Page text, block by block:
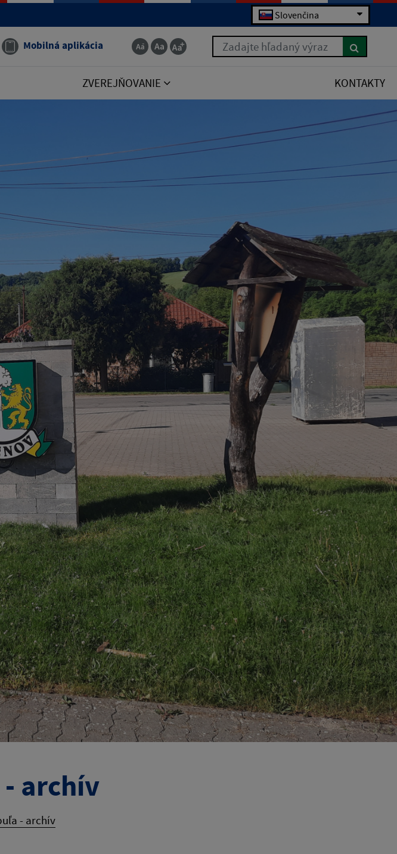
Slovenčina
Mobilná aplikácia Zadajte hľadaný výraz
ZVEREJŇOVANIE KONTAKTY
archív
- archív